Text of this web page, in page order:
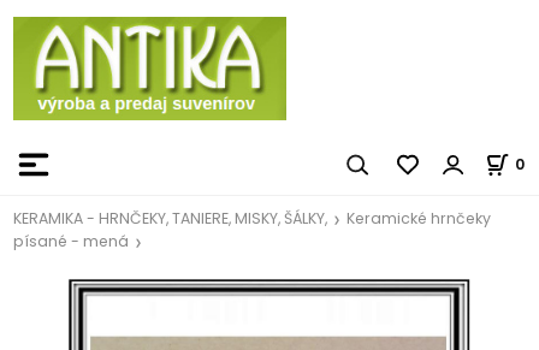
0
KERAMIKA - HRNČEKY, TANIERE, MISKY, ŠÁLKY,
Keramické hrnčeky
písané - mená